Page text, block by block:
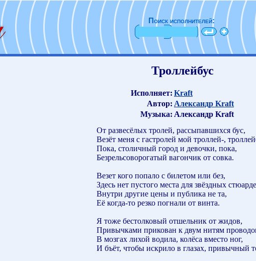
Поиск исполнителей:
Троллейбус
Исполняет: Kraft
Автор: Александр Kraft
Музыка: Александр Kraft
От развесёлых тролей, рассыпавшихся бус,
Везёт меня с гастролей мой троллей-,
Пока, столичный город и девочки, пока,
Безрельсоворогатый вагончик от совка.
Везет кого попало с билетом или без,
Здесь нет пустого места для звёздных
Внутри другие цены и публика не та,
Её когда-то резко погнали от винта.
Я тоже бестолковый отшельник от жидов,
Привычками прикован к двум нитям
В мозгах лихой водила, колёса вместо ног,
И бъёт, чтобы искрило в глазах, привычный